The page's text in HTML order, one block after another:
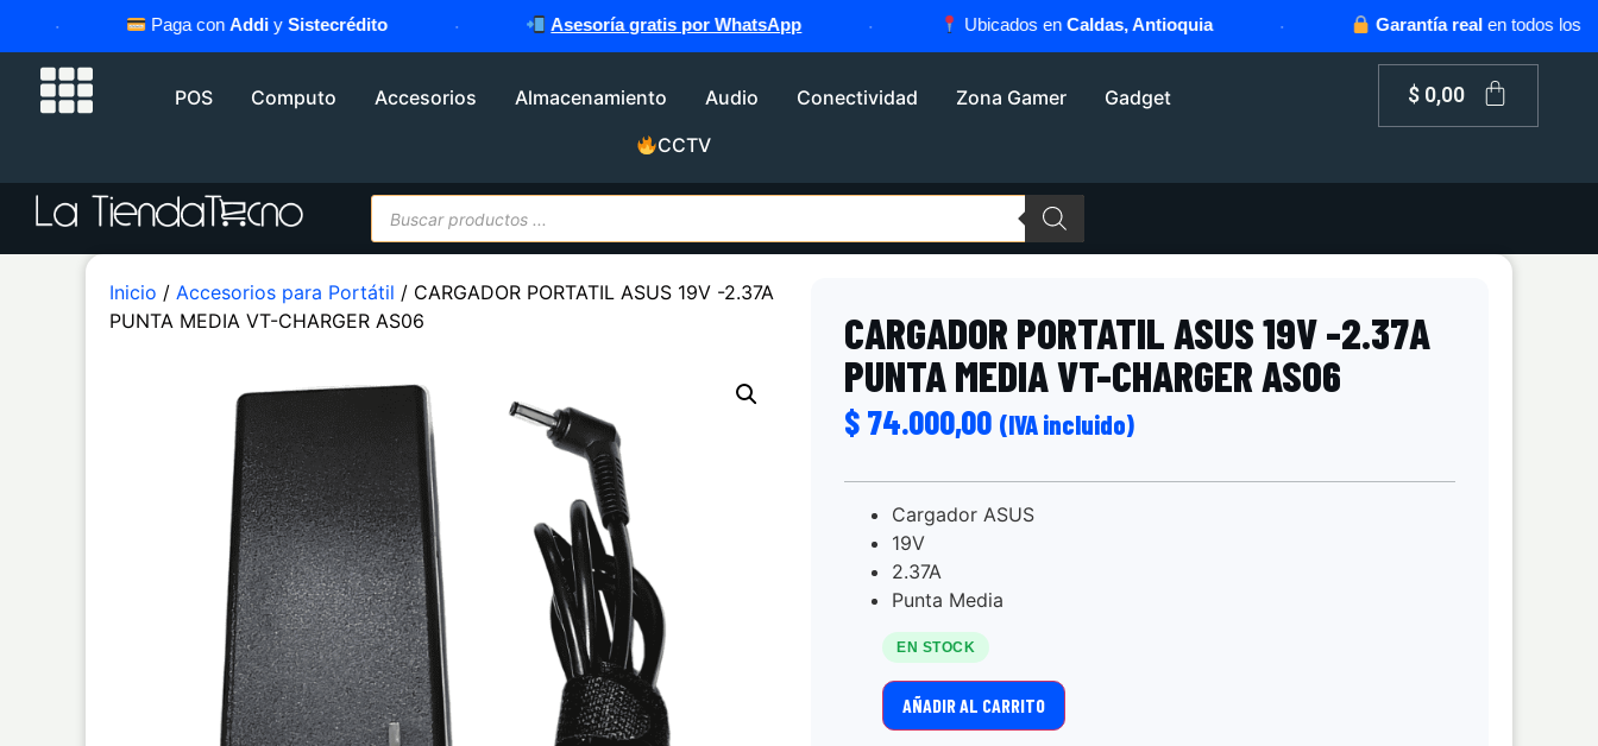
Paga conAddi ySistecrédito Asesoría gratis por WhatsApp Ubicados enCaldas, Antioquia Garantía realen todos los
POS Computo Accesorios Almacenamiento Audio Conectividad Zona Gamer
Gadget
CCTV
$ 0,00
Inicio / Accesorios para Portátil / CARGADOR PORTATIL ASUS 19V -2.37A
PUNTA MEDIA VT-CHARGER AS06
CARGADOR PORTATIL ASUS 19V -2.37A
PUNTA MEDIA VT-CHARGER AS06
$ 74.000,00 (IVA incluido)
Cargador ASUS
19V
2.37A
Punta Media
EN STOCK
AÑADIR AL CARRITO